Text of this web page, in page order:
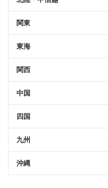
関東
東海
関西
中国
四国
九州
沖縄